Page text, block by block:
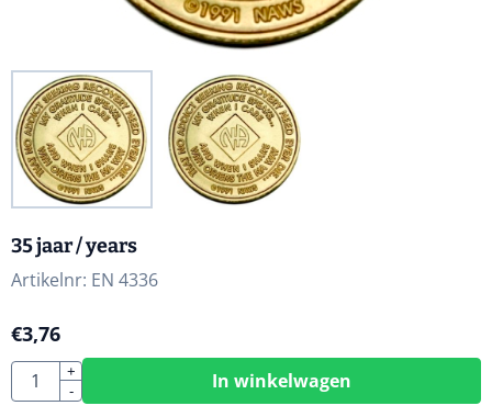
35 jaar / years
Artikelnr: EN 4336
€3,76
Aantal
+
-
In winkelwagen